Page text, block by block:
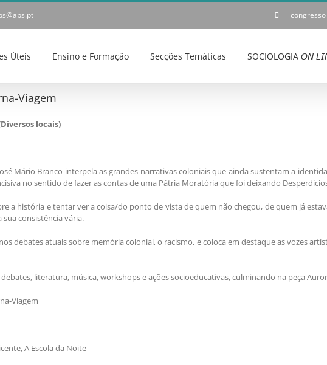
congresso
Úteis Ensino e Formação Secções Temáticas SOCIOLOGIA 𝘖𝘕
Viagem
locais)
Mário Branco interpela as grandes narrativas coloniais que ainda sustentam a
no sentido de fazer as contas de uma Pátria Moratória que foi deixando
a história e tentar ver a coisa/do ponto de vista de quem não chegou, de quem já
consistência vária.
debates atuais sobre memória colonial, o racismo, e coloca em destaque as vozes
literatura, música, workshops e ações socioeducativas, culminando na peça
Viagem
A Escola da Noite